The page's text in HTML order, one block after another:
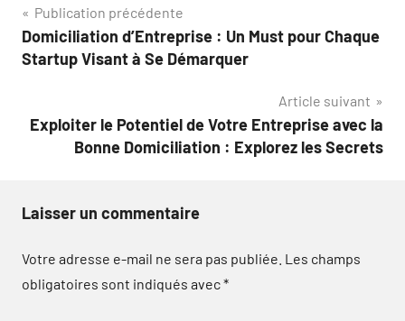
Navigation
de
Publication précédente
Domiciliation d’Entreprise : Un Must pour Chaque
Startup Visant à Se Démarquer
Article suivant
Exploiter le Potentiel de Votre Entreprise avec la
Bonne Domiciliation : Explorez les Secrets
Laisser un commentaire
Votre adresse e-mail ne sera pas publiée. Les champs
obligatoires sont indiqués avec*